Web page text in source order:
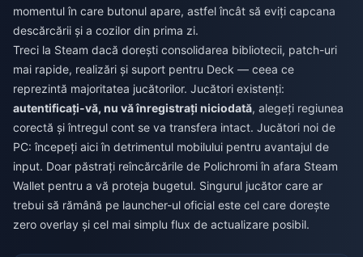
momentul în care butonul apare, astfel încât să eviți capcana
descărcării și a cozilor din prima zi.
Treci la Steam dacă dorești consolidarea bibliotecii, patch-uri
mai rapide, realizări și suport pentru Deck — ceea ce
reprezintă majoritatea jucătorilor. Jucători existenți:
autentificați-vă, nu vă înregistrați niciodată, alegeți regiunea
corectă și întregul cont se va transfera intact. Jucători noi de
PC: începeți aici în detrimentul mobilului pentru avantajul de
input. Doar păstrați reîncărcările de Polichromi în afara Steam
Wallet pentru a vă proteja bugetul. Singurul jucător care ar
trebui să rămână pe launcher-ul oficial este cel care dorește
zero overlay și cel mai simplu flux de actualizare posibil.